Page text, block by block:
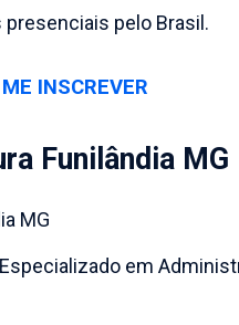
pelo Brasil.
INSCREVER
Funilândia MG
MG
em